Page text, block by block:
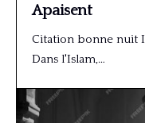
Apaisent
Citation bonne nuit
Dans l'Islam,…